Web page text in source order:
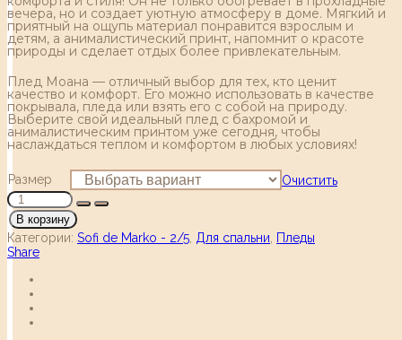
вечера, но и создает уютную атмосферу в доме. Мягкий и
приятный на ощупь материал понравится взрослым и
детям, а анималистический принт, напомнит о красоте
природы и сделает отдых более привлекательным.
Плед Моана — отличный выбор для тех, кто ценит
качество и комфорт. Его можно использовать в качестве
покрывала, пледа или взять его с собой на природу.
Выберите свой идеальный плед с бахромой и
анималистическим принтом уже сегодня, чтобы
наслаждаться теплом и комфортом в любых условиях!
Размер Очистить
В корзину
Категории: Sofi de Marko - 2/5 Для спальни
Пледы
Share